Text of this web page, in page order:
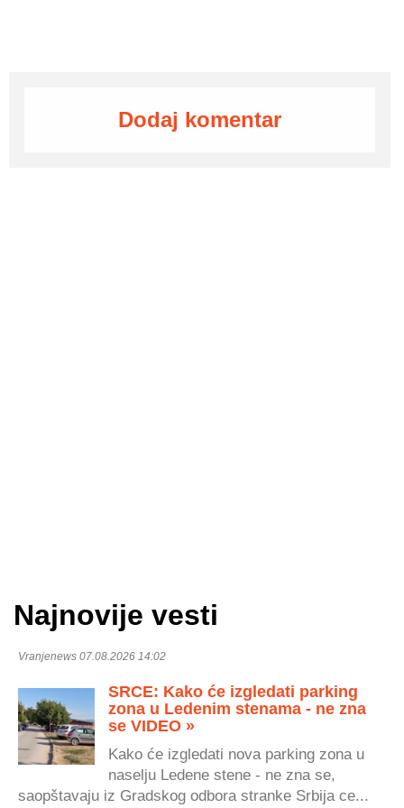
Dodaj komentar
Najnovije vesti
Vranjenews 07.08.2026 14:02
SRCE: Kako će izgledati parking
zona u Ledenim stenama - ne zna
se VIDEO »
Kako će izgledati nova parking zona u
naselju Ledene stene - ne zna se,
saopštavaju iz Gradskog odbora stranke Srbija ce...